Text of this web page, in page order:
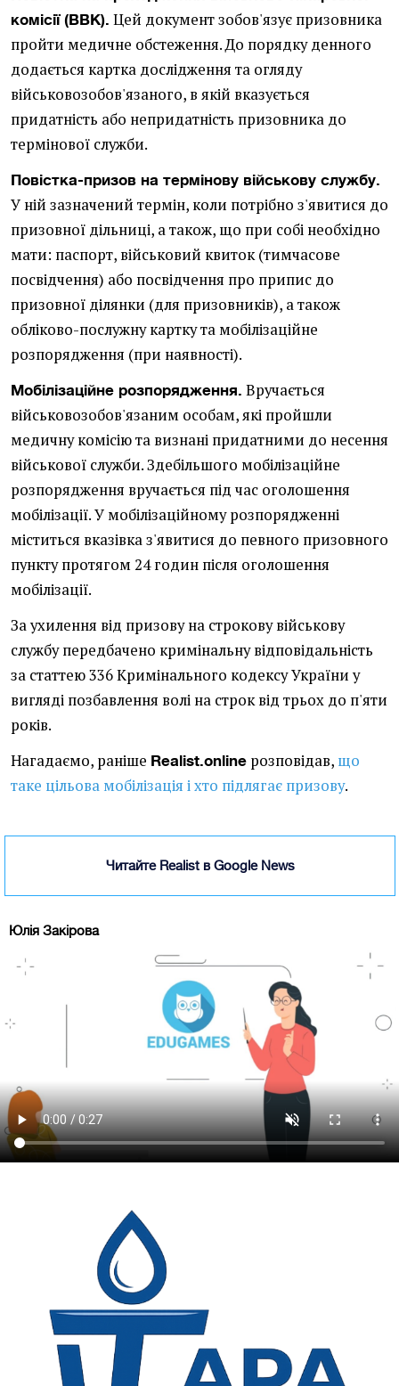
комісії (ВВК). Цей документ зобов'язує призовника
пройти медичне обстеження. До порядку денного
додається картка дослідження та огляду
військовозобов'язаного, в якій вказується
придатність або непридатність призовника до
термінової служби.
Повістка-призов на термінову військову службу.
У ній зазначений термін, коли потрібно з'явитися до
призовної дільниці, а також, що при собі необхідно
мати: паспорт, військовий квиток (тимчасове
посвідчення) або посвідчення про припис до
призовної ділянки (для призовників), а також
обліково-послужну картку та мобілізаційне
розпорядження (при наявності).
Мобілізаційне розпорядження. Вручається
військовозобов'язаним особам, які пройшли
медичну комісію та визнані придатними до несення
військової служби. Здебільшого мобілізаційне
розпорядження вручається під час оголошення
мобілізації. У мобілізаційному розпорядженні
міститься вказівка з'явитися до певного призовного
пункту протягом 24 годин після оголошення
мобілізації.
За ухилення від призову на строкову військову
службу передбачено кримінальну відповідальність
за статтею 336 Кримінального кодексу України у
вигляді позбавлення волі на строк від трьох до п'яти
років.
Нагадаємо, раніше Realist.online розповідав, що
таке цільова мобілізація і хто підлягає призову.
Читайте Realist в Google News
Юлія Закірова